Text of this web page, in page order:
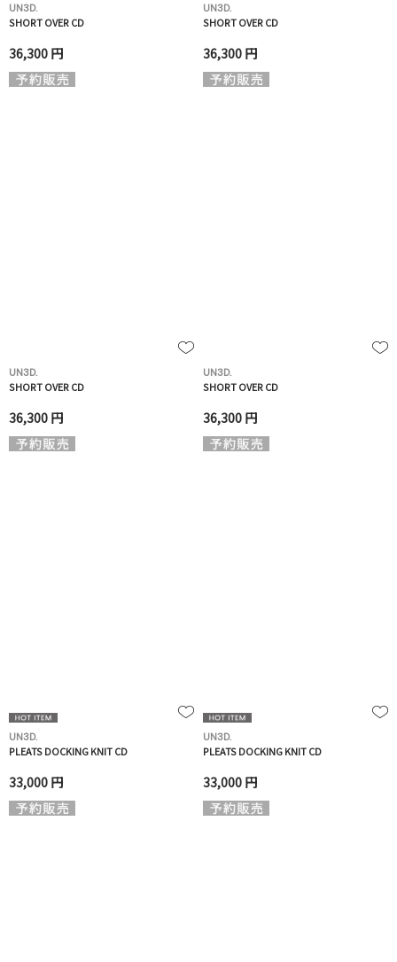
UN3D.
SHORT OVER CD
36,300 円
UN3D.
SHORT OVER CD
36,300 円
UN3D.
SHORT OVER CD
36,300 円
UN3D.
SHORT OVER CD
36,300 円
UN3D.
PLEATS DOCKING KNIT CD
33,000 円
UN3D.
PLEATS DOCKING KNIT CD
33,000 円